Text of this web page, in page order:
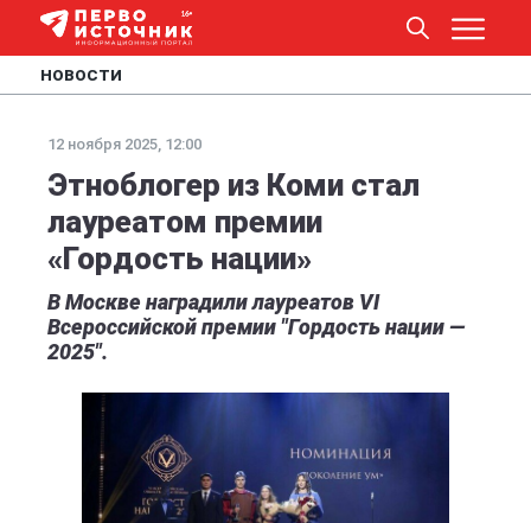
НОВОСТИ
12 ноября 2025, 12:00
Этноблогер из Коми стал
лауреатом премии
«Гордость нации»
В Москве наградили лауреатов VI
Всероссийской премии "Гордость нации —
2025".